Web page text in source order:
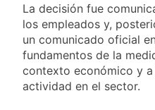
La decisión fue
los empleados y,
un comunicado oficial
fundamentos de la
contexto económico y
actividad en el sector.